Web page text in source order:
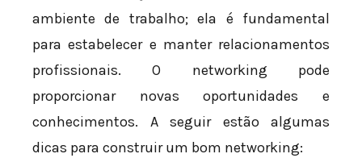
ambiente de trabalho; ela é fundamental
para estabelecer e manter relacionamentos
profissionais. O networking pode
proporcionar novas oportunidades e
conhecimentos. A seguir estão algumas
dicas para construir um bom networking: